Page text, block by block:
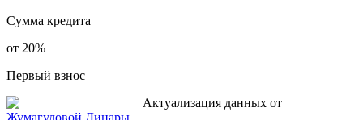
Сумма кредита
от 20%
Первый взнос
Актуализация данных от
Жумагуловой Динары